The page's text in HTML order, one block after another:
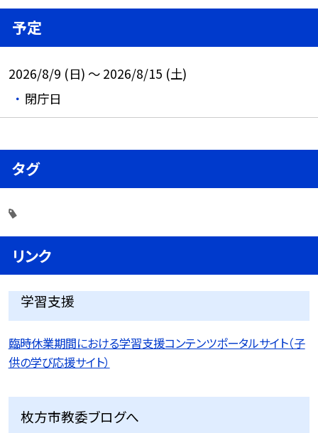
予定
2026/8/9 (日) ～ 2026/8/15 (土)
閉庁日
タグ
リンク
学習支援
臨時休業期間における学習支援コンテンツポータルサイト（子
供の学び応援サイト）
枚方市教委ブログへ